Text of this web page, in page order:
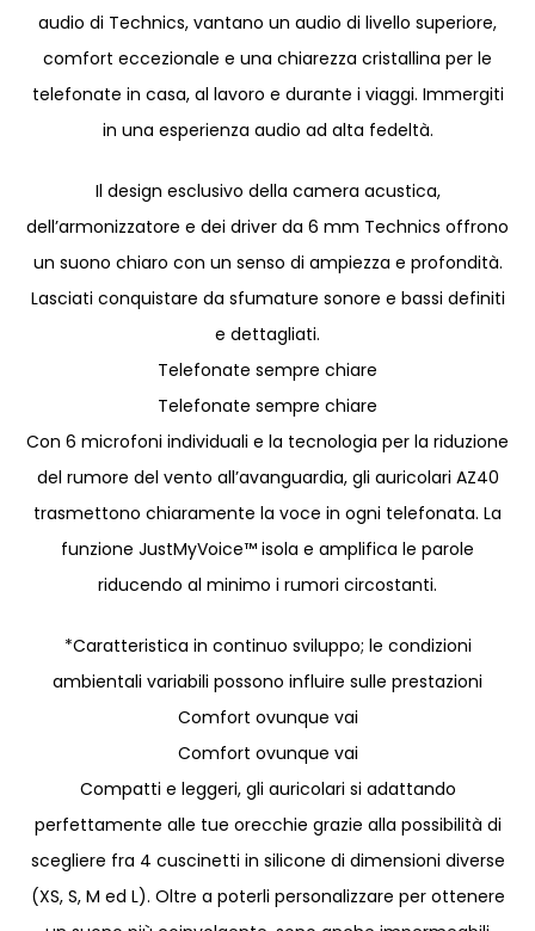
audio di Technics, vantano un audio di livello superiore,
comfort eccezionale e una chiarezza cristallina per le
telefonate in casa, al lavoro e durante i viaggi. Immergiti
in una esperienza audio ad alta fedeltà.
Il design esclusivo della camera acustica,
dell’armonizzatore e dei driver da 6 mm Technics offrono
un suono chiaro con un senso di ampiezza e profondità.
Lasciati conquistare da sfumature sonore e bassi definiti
e dettagliati.
Telefonate sempre chiare
Telefonate sempre chiare
Con 6 microfoni individuali e la tecnologia per la riduzione
del rumore del vento all’avanguardia, gli auricolari AZ40
trasmettono chiaramente la voce in ogni telefonata. La
funzione JustMyVoice™ isola e amplifica le parole
riducendo al minimo i rumori circostanti.
*Caratteristica in continuo sviluppo; le condizioni
ambientali variabili possono influire sulle prestazioni
Comfort ovunque vai
Comfort ovunque vai
Compatti e leggeri, gli auricolari si adattando
perfettamente alle tue orecchie grazie alla possibilità di
scegliere fra 4 cuscinetti in silicone di dimensioni diverse
(XS, S, M ed L). Oltre a poterli personalizzare per ottenere